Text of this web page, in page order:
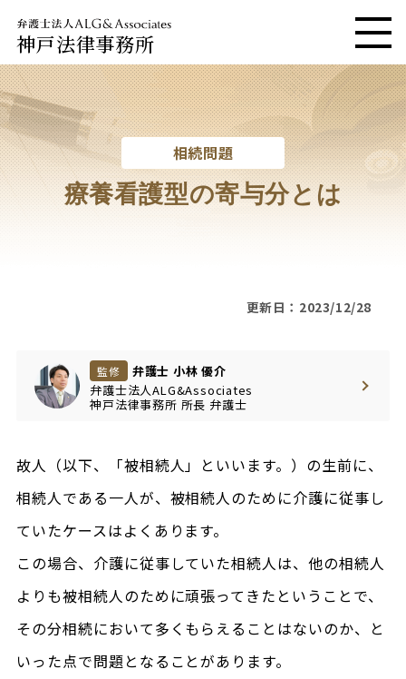
神戸法律事務所
相続問題
療養看護型の寄与分とは
更新日：2023/12/28
監修
弁護士 小林 優介
弁護士法人ALG&Associates
神戸法律事務所 所長 弁護士
故人（以下、「被相続人」といいます。）の生前に、
相続人である一人が、被相続人のために介護に従事し
ていたケースはよくあります。
この場合、介護に従事していた相続人は、他の相続人
よりも被相続人のために頑張ってきたということで、
その分相続において多くもらえることはないのか、と
いった点で問題となることがあります。